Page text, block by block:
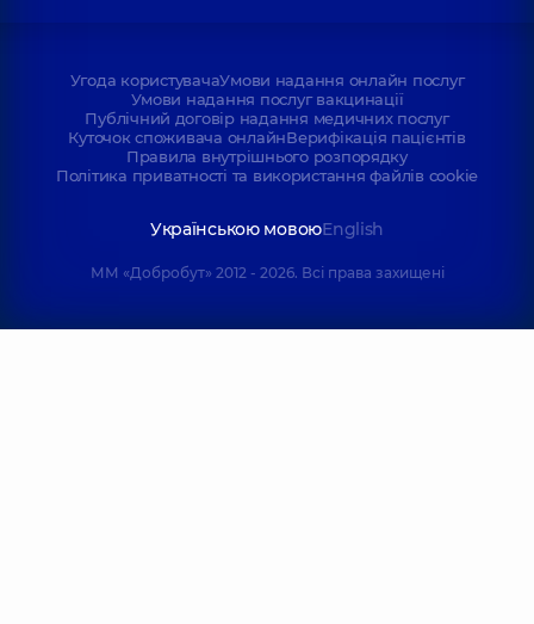
Угода користувачаУмови надання онлайн послуг
Умови надання послуг вакцинації
Публічний договір надання медичних послуг
Куточок споживача онлайнВерифікація пацієнтів
Правила внутрішнього розпорядку
Політика приватності та використання файлів cookie
Українською мовоюEnglish
ММ «Добробут» 2012 - 2026. Всі права захищені